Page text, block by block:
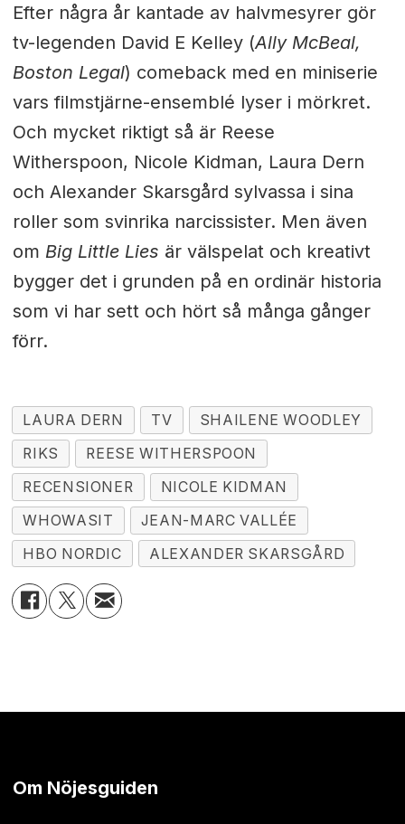
Efter några år kantade av halvmesyrer gör
tv-legenden David E Kelley (Ally McBeal,
Boston Legal) comeback med en miniserie
vars filmstjärne-ensemblé lyser i mörkret.
Och mycket riktigt så är Reese
Witherspoon, Nicole Kidman, Laura Dern
och Alexander Skarsgård sylvassa i sina
roller som svinrika narcissister. Men även
om Big Little Lies är välspelat och kreativt
bygger det i grunden på en ordinär historia
som vi har sett och hört så många gånger
förr.
LAURA DERN TV
SHAILENE WOODLEY
RIKS
REESE WITHERSPOON
RECENSIONER
NICOLE KIDMAN
WHOWASIT
JEAN-MARC VALLÉE
HBO NORDIC
ALEXANDER SKARSGÅRD
Om Nöjesguiden